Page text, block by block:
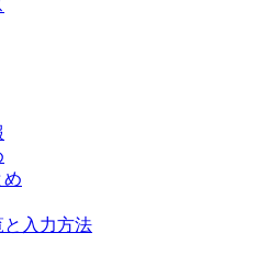
め
入力方法